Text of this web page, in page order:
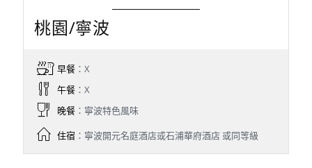
桃園/寧波
早餐：X
午餐：X
晚餐：寧波特色風味
住宿：寧波開元名庭酒店或石浦華府酒店 或同等級